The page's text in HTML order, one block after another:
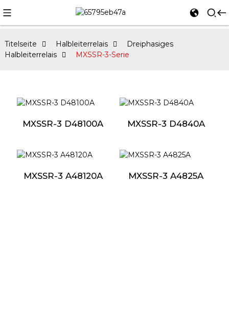
Titelseite Halbleiterrelais
Dreiphasiges
Halbleiterrelais
MXSSR-3-Serie
MXSSR-3 D48100A MXSSR-3 D4840A
MXSSR-3 A48120A MXSSR-3 A4825A